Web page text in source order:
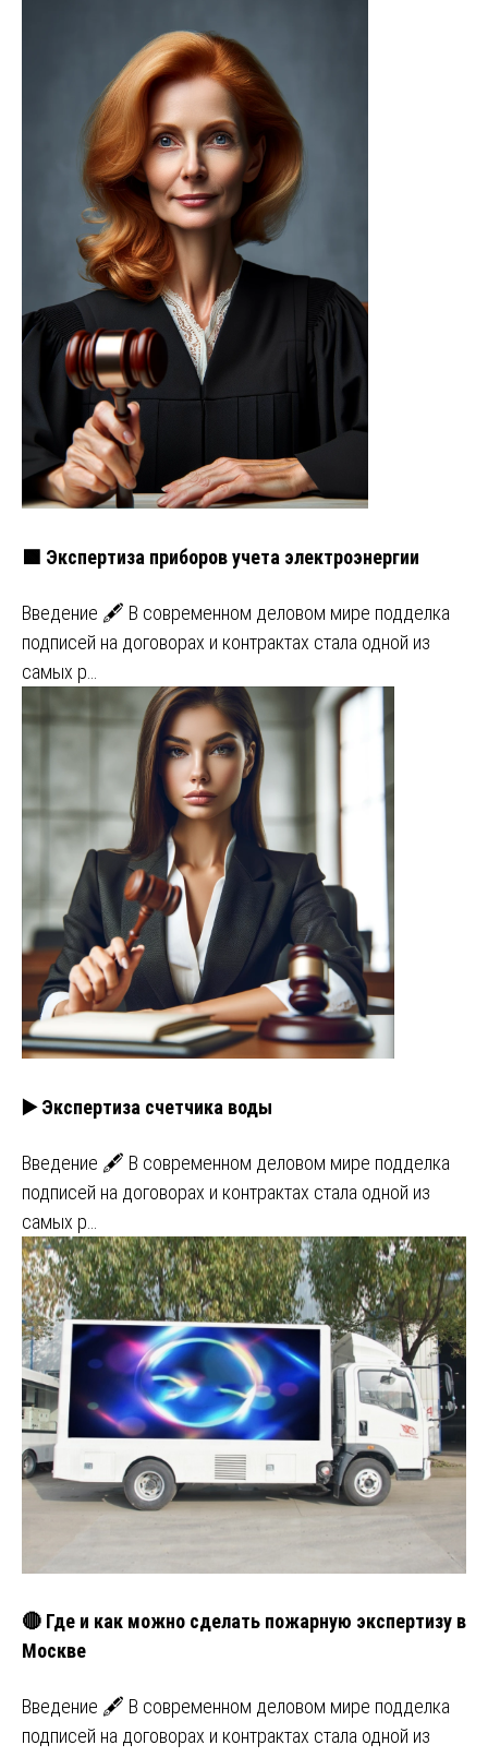
🟩 Экспертиза приборов учета электроэнергии
Введение 🖋️ В современном деловом мире подделка
подписей на договорах и контрактах стала одной из
самых р…
▶️ Экспертиза счетчика воды
Введение 🖋️ В современном деловом мире подделка
подписей на договорах и контрактах стала одной из
самых р…
🔴 Где и как можно сделать пожарную экспертизу в
Москве
Введение 🖋️ В современном деловом мире подделка
подписей на договорах и контрактах стала одной из